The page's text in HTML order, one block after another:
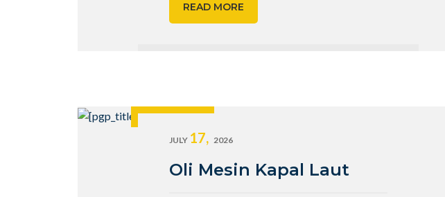
READ MORE
JULY 17, 2026
Oli Mesin Kapal Laut